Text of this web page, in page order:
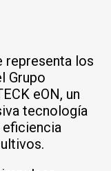
representa los
Grupo
eON, un
tecnología
eficiencia